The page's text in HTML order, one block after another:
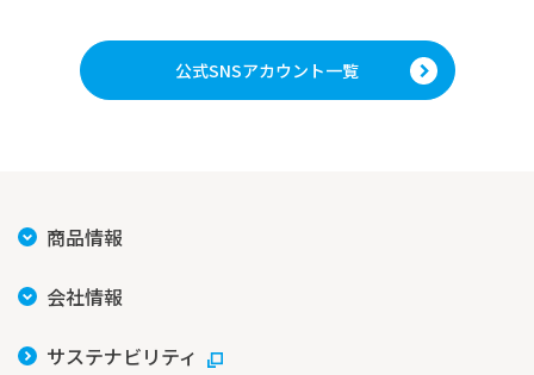
公式SNSアカウント一覧
商品情報
会社情報
サステナビリティ